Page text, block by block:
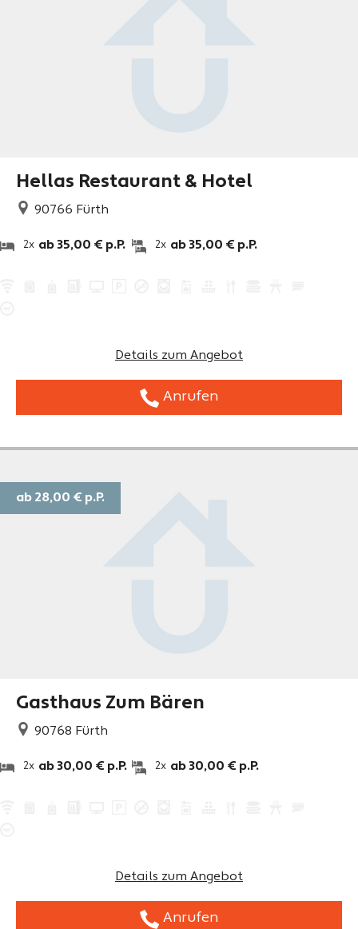
Hellas Restaurant & Hotel
90766 Fürth
2x ab 35,00 € p.P. 2x ab 35,00 € p.P.
Details zum Angebot
Anrufen
Gasthaus Zum Bären
90768 Fürth
2x ab 30,00 € p.P. 2x ab 30,00 € p.P.
Details zum Angebot
Anrufen
ab 28,00 € p.P.